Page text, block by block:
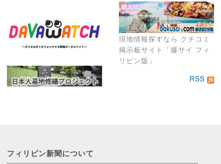
現地情報探すなら クチコミ
掲示板サイト「爆サイ フィ
リピン版」
RSS
フィリピン新聞について